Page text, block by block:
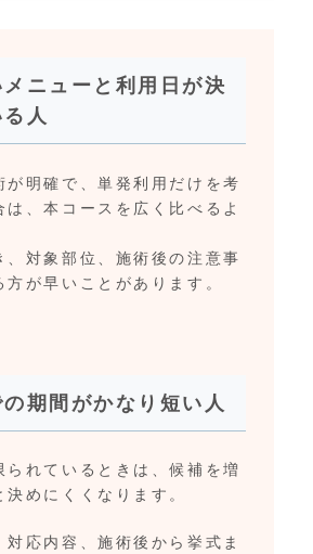
ニューと利用日が決
人
が明確で、単発利用だけを考
は、本コースを広く比べるよ
、対象部位、施術後の注意事
方が早いことがあります。
期間がかなり短い人
られているときは、候補を増
めにくくなります。
対応内容、施術後から挙式ま